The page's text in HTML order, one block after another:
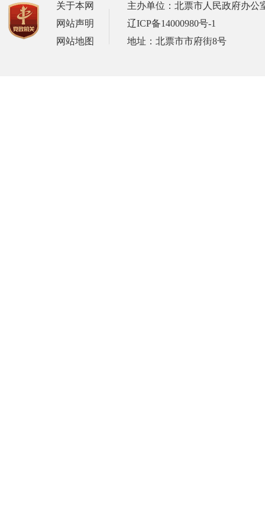
关于本网
网站声明
网站地图
主办单位：北票市人民政府办公
辽ICP备14000980号-1
地址：北票市市府街8号